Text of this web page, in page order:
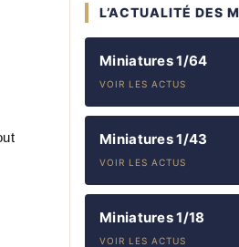
L’ACTUALITÉ DES
Miniatures 1/64
VOIR LES ACTUS
Miniatures 1/43
VOIR LES ACTUS
Miniatures 1/18
VOIR LES ACTUS